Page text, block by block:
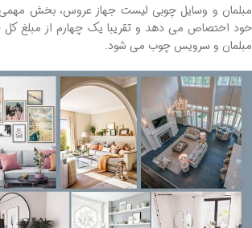
مبلمان و وسایل چوبی لیست جهاز عروس، بخش مهمی
خود اختصاص می دهد و تقریبا یک چهارم از مبلغ
مبلمان و سرویس چوب می شود.